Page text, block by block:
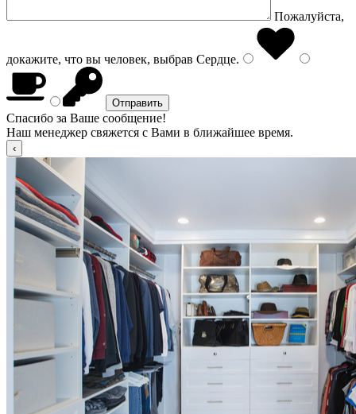
Пожалуйста,
докажите, что вы человек, выбрав Сердце.
Спасибо за Ваше сообщение!
Наш менеджер свяжется с Вами в ближайшее время.